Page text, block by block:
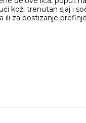
koži trenutan sjaj i
za postizanje